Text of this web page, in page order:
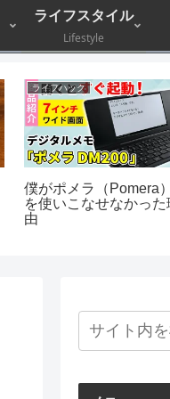
ライフスタイル
Lifestyle
ライフハック
僕がポメラ（Pomera）
を使いこなせなかった
由